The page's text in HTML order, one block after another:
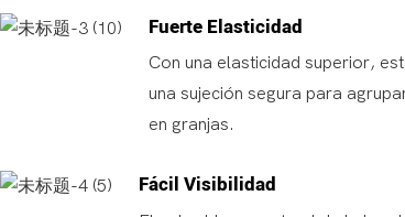
Fuerte Elasticidad
Con una elasticidad superior,
una sujeción segura para
en granjas.
Fácil Visibilidad